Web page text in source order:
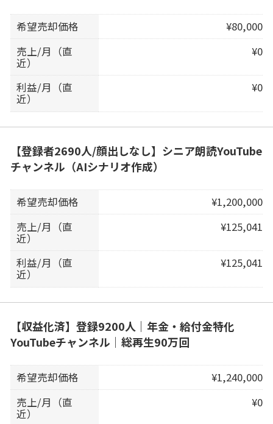
希望売却価格
¥80,000
売上/月（直
近）
¥0
利益/月（直
近）
¥0
【登録者2690人/顔出しなし】シニア朗読YouTube
チャンネル（AIシナリオ作成）
希望売却価格
¥1,200,000
売上/月（直
近）
¥125,041
利益/月（直
近）
¥125,041
【収益化済】登録9200人｜年金・給付金特化
YouTubeチャンネル｜総再生90万回
希望売却価格
¥1,240,000
売上/月（直
近）
¥0